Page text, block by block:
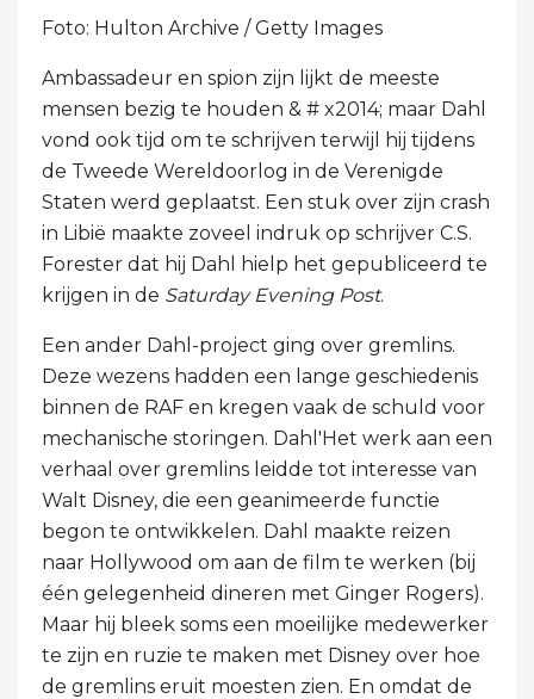
Foto: Hulton Archive / Getty Images
Ambassadeur en spion zijn lijkt de meeste
mensen bezig te houden & # x2014; maar Dahl
vond ook tijd om te schrijven terwijl hij tijdens
de Tweede Wereldoorlog in de Verenigde
Staten werd geplaatst. Een stuk over zijn crash
in Libië maakte zoveel indruk op schrijver C.S.
Forester dat hij Dahl hielp het gepubliceerd te
krijgen in de Saturday Evening Post.
Een ander Dahl-project ging over gremlins.
Deze wezens hadden een lange geschiedenis
binnen de RAF en kregen vaak de schuld voor
mechanische storingen. Dahl'Het werk aan een
verhaal over gremlins leidde tot interesse van
Walt Disney, die een geanimeerde functie
begon te ontwikkelen. Dahl maakte reizen
naar Hollywood om aan de film te werken (bij
één gelegenheid dineren met Ginger Rogers).
Maar hij bleek soms een moeilijke medewerker
te zijn en ruzie te maken met Disney over hoe
de gremlins eruit moesten zien. En omdat de